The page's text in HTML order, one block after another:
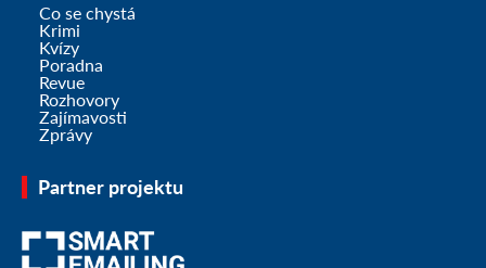
Co se chystá
Krimi
Kvízy
Poradna
Revue
Rozhovory
Zajímavosti
Zprávy
Partner projektu